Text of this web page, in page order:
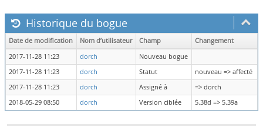
Historique du bogue
Date de modification Nom d’utilisateur Champ
Changement
2017-11-28 11:23
dorch
Nouveau bogue
2017-11-28 11:23
dorch Statut
nouveau => affecté
2017-11-28 11:23
dorch Assigné à
=> dorch
2018-05-29 08:50
dorch Version ciblée 5.38d => 5.39a